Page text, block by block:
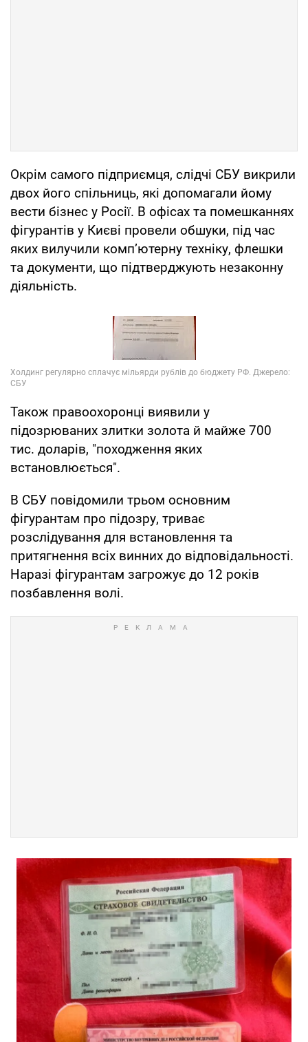
Окрім самого підприємця, слідчі СБУ викрили
двох його спільниць, які допомагали йому
вести бізнес у Росії. В офісах та помешканнях
фігурантів у Києві провели обшуки, під час
яких вилучили комп’ютерну техніку, флешки
та документи, що підтверджують незаконну
діяльність.
Також правоохоронці виявили у
підозрюваних злитки золота й майже 700
тис. доларів, "походження яких
встановлюється".
В СБУ повідомили трьом основним
фігурантам про підозру, триває
розслідування для встановлення та
притягнення всіх винних до відповідальності.
Наразі фігурантам загрожує до 12 років
позбавлення волі.